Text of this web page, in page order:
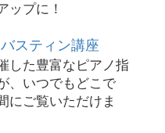
ップに！
スティン講座
した豊富なピアノ指
、いつでもどこで
にご覧いただけま